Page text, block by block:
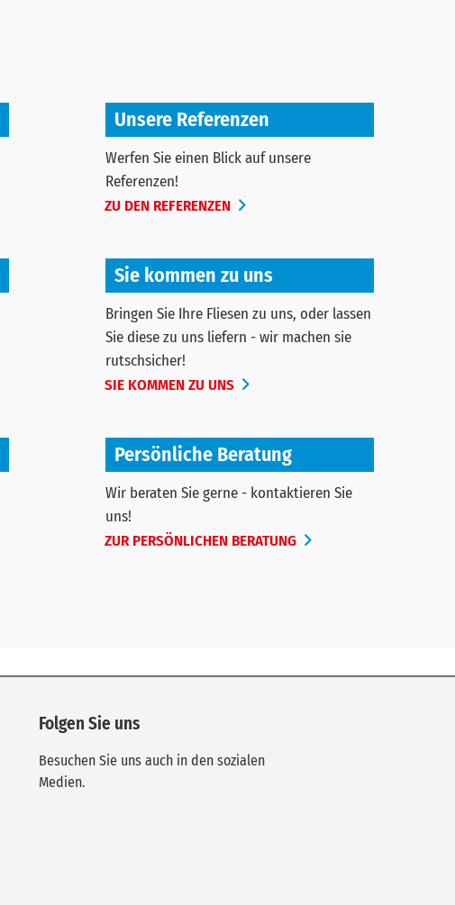
Unsere Referenzen
Werfen Sie einen Blick auf unsere
Referenzen!
ZU DEN REFERENZEN
Sie kommen zu uns
Bringen Sie Ihre Fliesen zu uns, oder lassen
Sie diese zu uns liefern - wir machen sie
rutschsicher!
SIE KOMMEN ZU UNS
Persönliche Beratung
Wir beraten Sie gerne - kontaktieren Sie
uns!
ZUR PERSÖNLICHEN BERATUNG
Folgen Sie uns
Besuchen Sie uns auch in den sozialen
Medien.